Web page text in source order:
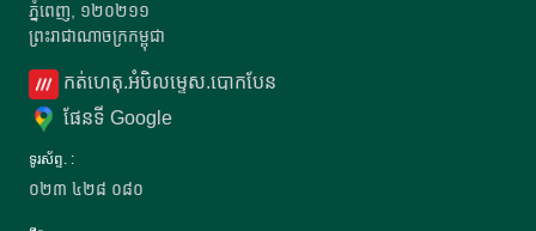
ភ្នំពេញ, ១២០២១១
ព្រះរាជាណាចក្រកម្ពុជា
កត់ហេតុ.អំបិលម្ទេស.បោកបែន
ផែនទី Google
ទូរស័ព្ទ. :
០២៣ ៤២៨ ០៨០